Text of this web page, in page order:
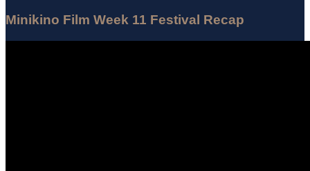
Minikino Film Week 11 Festival Recap